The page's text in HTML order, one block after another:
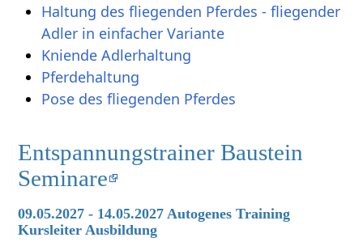
Haltung des fliegenden Pferdes - fliegender
Adler in einfacher Variante
Kniende Adlerhaltung
Pferdehaltung
Pose des fliegenden Pferdes
Entspannungstrainer Baustein
Seminare
09.05.2027 - 14.05.2027 Autogenes Training
Kursleiter Ausbildung